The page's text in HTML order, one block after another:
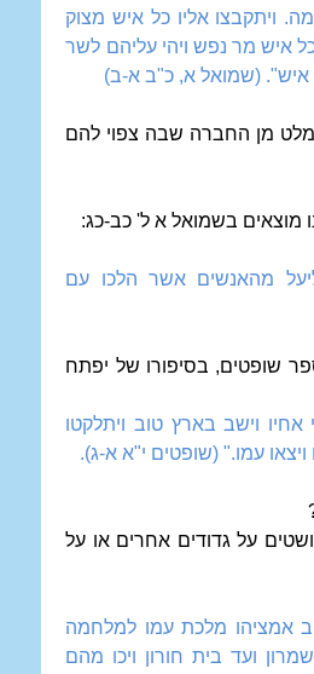
ויתקבצו אליו כל איש מצוק
איש מר נפש ויהי עליהם לשר
איש". (שמואל א, כ"ב א-ב)
מן החברה שבה צפוי להם
מוצאים בשמואל א ל' כב-כג:
מהאנשים אשר הלכו עם
שופטים, בסיפורו של יפתח
וישב בארץ טוב ויתלקטו
עמו." (שופטים י"א א-ג).
על גדודים אחרים או על
אמציהו מלכת עמו למלחמה
ועד בית חורון ויכו מהם